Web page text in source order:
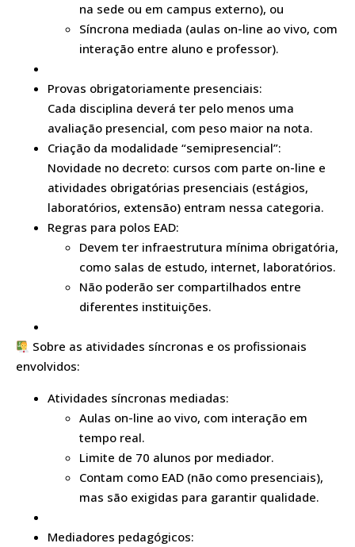
na sede ou em campus externo), ou
Síncrona mediada (aulas on-line ao vivo, com
interação entre aluno e professor).
Provas obrigatoriamente presenciais:
Cada disciplina deverá ter pelo menos uma
avaliação presencial, com peso maior na nota.
Criação da modalidade “semipresencial”:
Novidade no decreto: cursos com parte on-line e
atividades obrigatórias presenciais (estágios,
laboratórios, extensão) entram nessa categoria.
Regras para polos EAD:
Devem ter infraestrutura mínima obrigatória,
como salas de estudo, internet, laboratórios.
Não poderão ser compartilhados entre
diferentes instituições.
Sobre as atividades síncronas e os profissionais
envolvidos:
Atividades síncronas mediadas:
Aulas on-line ao vivo, com interação em
tempo real.
Limite de 70 alunos por mediador.
Contam como EAD (não como presenciais),
mas são exigidas para garantir qualidade.
Mediadores pedagógicos: